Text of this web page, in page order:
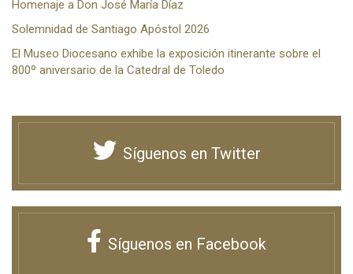
Homenaje a Don José María Díaz
Solemnidad de Santiago Apóstol 2026
El Museo Diocesano exhibe la exposición itinerante sobre el
800º aniversario de la Catedral de Toledo
Síguenos en Twitter
Síguenos en Facebook